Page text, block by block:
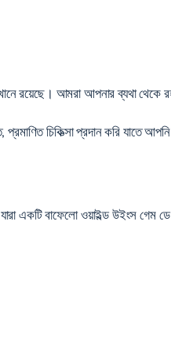
রয়েছে। আমরা আপনার ব্যথা থেকে
চিকিত্সা প্রদান করি যাতে
একটি বাফেলো ওয়াইল্ড উইংস